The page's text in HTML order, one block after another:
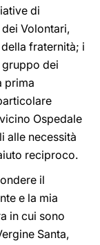
di
Volontari,
fraternità; i
dei
prima
Ospedale
alle necessità
reciproco.
il
e la mia
in cui sono
Santa,